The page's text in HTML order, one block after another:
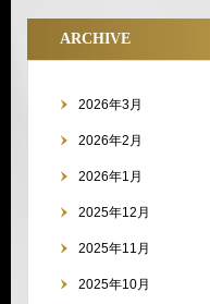
ARCHIVE
2026年3月
2026年2月
2026年1月
2025年12月
2025年11月
2025年10月